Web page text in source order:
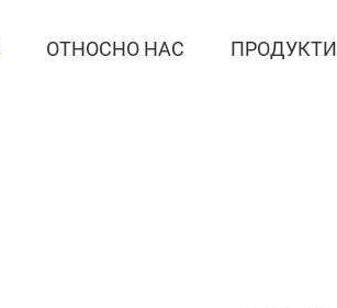
ОТНОСНО НАС ПРОДУКТИ